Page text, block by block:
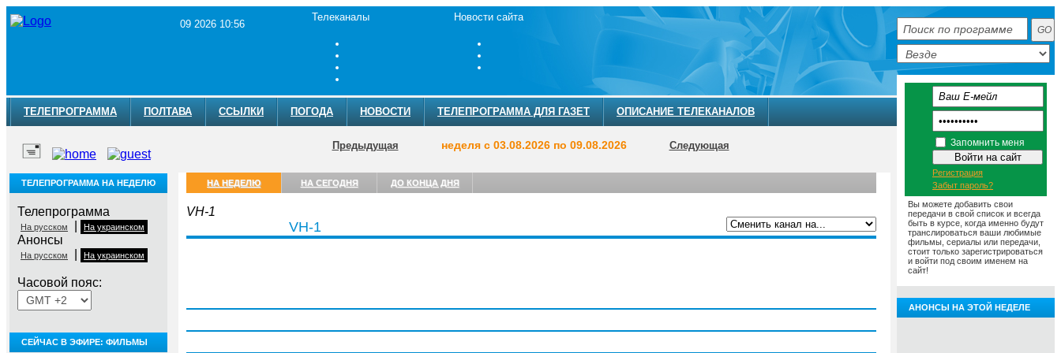
09 2026 10:56
Телеканалы Новости сайта
ТЕЛЕПРОГРАММА ПОЛТАВА ССЫЛКИ ПОГОДА НОВОСТИ ТЕЛЕПРОГРАММА ДЛЯ ГАЗЕТ ОПИСАНИЕ ТЕЛЕКАНАЛОВ
Предыдущая неделя с 03.08.2026 по 09.08.2026 Следующая
ТЕЛЕПРОГРАММА НА НЕДЕЛЮ
Телепрограмма
На русском На украинском
Анонсы
На русском На украинском
Часовой пояс:
СЕЙЧАС В ЭФИРЕ: ФИЛЬМЫ
НА НЕДЕЛЮ НА СЕГОДНЯ ДО КОНЦА ДНЯ
VH-1
VH-1
Запомнить меня
Регистрация
Забыт пароль?
Вы можете добавить свои
передачи в свой список и всегда
быть в курсе, когда именно будут
транслироваться ваши любимые
фильмы, сериалы или передачи,
стоит только зарегистрироваться
и войти под своим именем на
сайт!
АНОНСЫ НА ЭТОЙ НЕДЕЛЕ